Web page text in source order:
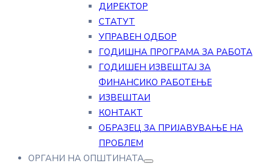
ДИРЕКТОР
СТАТУТ
УПРАВЕН ОДБОР
ГОДИШНА ПРОГРАМА ЗА РАБОТА
ГОДИШЕН ИЗВЕШТАЈ ЗА
ФИНАНСИКО РАБОТЕЊЕ
ИЗВЕШТАИ
КОНТАКТ
ОБРАЗЕЦ ЗА ПРИЈАВУВАЊЕ НА
ПРОБЛЕМ
ОРГАНИ НА ОПШТИНАТА